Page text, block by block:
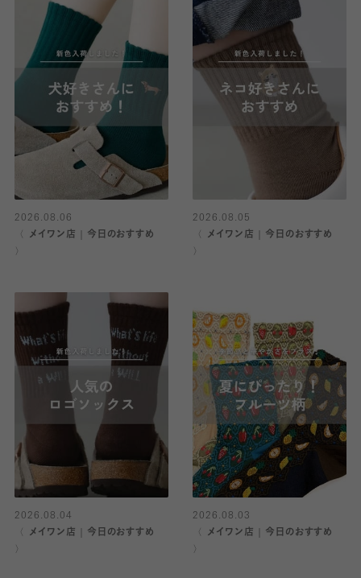
2026.08.06
〈 メイワン店｜今日のおすすめ
〉
2026.08.05
〈 メイワン店｜今日のおすすめ
〉
2026.08.04
〈 メイワン店｜今日のおすすめ
〉
2026.08.03
〈 メイワン店｜今日のおすすめ
〉